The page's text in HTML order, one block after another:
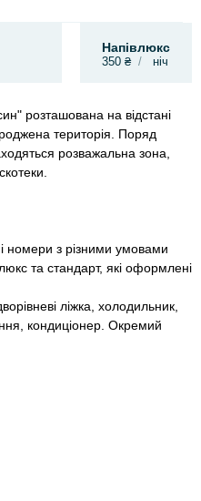
Напівлюкс
350 ₴ ніч
розташована на відстані
територія. Поряд
розважальна зона,
номери з різними умовами
та стандарт, які оформлені
ліжка, холодильник,
кондиціонер. Окремий
другій кімнаті двоспальне